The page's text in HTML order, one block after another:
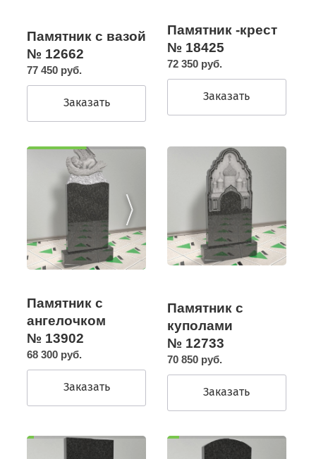
Памятник с вазой
№ 12662
77 450 руб.
Заказать
Памятник -крест
№ 18425
72 350 руб.
Заказать
Памятник с
ангелочком
№ 13902
68 300 руб.
Заказать
Памятник с
куполами
№ 12733
70 850 руб.
Заказать